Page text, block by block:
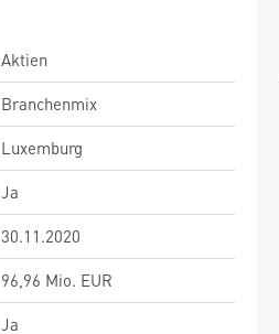
Aktien
Branchenmix
Luxemburg
Ja
30.11.2020
96,96 Mio. EUR
Ja